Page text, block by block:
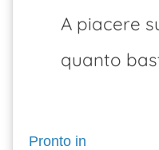
A piacere
quanto
Pronto in